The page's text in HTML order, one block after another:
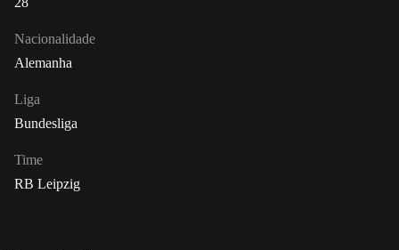
Nacionalidade
Alemanha
Liga
Bundesliga
Time
RB Leipzig